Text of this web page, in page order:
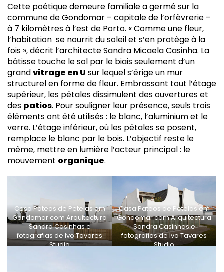
Cette poétique demeure familiale a germé sur la
commune de Gondomar – capitale de l’orfèvrerie –
à 7 kilomètres à l’est de Porto. « Comme une fleur,
l’habitation se nourrit du soleil et s’en protège à la
fois », décrit l’architecte Sandra Micaela Casinha. La
bâtisse touche le sol par le biais seulement d’un
grandvitrage en U sur lequel s’érige un mur
structurel en forme de fleur. Embrassant tout l’étage
supérieur, les pétales dissimulent des ouvertures et
des patios. Pour souligner leur présence, seuls trois
éléments ont été utilisés : le blanc, l’aluminium et le
verre. L’étage inférieur, où les pétales se posent,
remplace le blanc par le bois. L’objectif reste le
même, mettre en lumière l’acteur principal : le
mouvement organique.
Casa Pateos de Petelas em
Gondomar com Arquitectura
Sandra Casinhas e
fotografias de Ivo Tavares
Studio
Casa Pateos de Petelas em
Gondomar com Arquitectura
Sandra Casinhas e
fotografias de Ivo Tavares
Studio